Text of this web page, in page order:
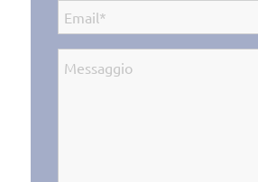
Email
(Obbligatorio)
Messaggio